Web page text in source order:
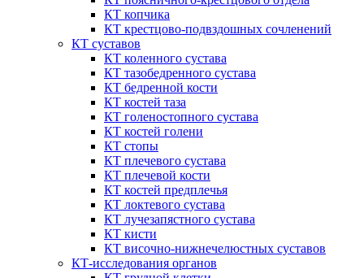
КТ копчика
КТ крестцово-подвздошных сочленений
КТ суставов
КТ коленного сустава
КТ тазобедренного сустава
КТ бедренной кости
КТ костей таза
КТ голеностопного сустава
КТ костей голени
КТ стопы
КТ плечевого сустава
КТ плечевой кости
КТ костей предплечья
КТ локтевого сустава
КТ лучезапястного сустава
КТ кисти
КТ височно-нижнечелюстных суставов
КТ-исследования органов